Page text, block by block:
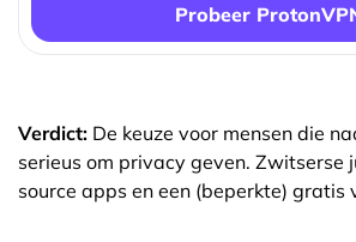
Probeer
Verdict: De keuze voor mensen die
serieus om privacy geven. Zwitserse
source apps en een (beperkte) gratis